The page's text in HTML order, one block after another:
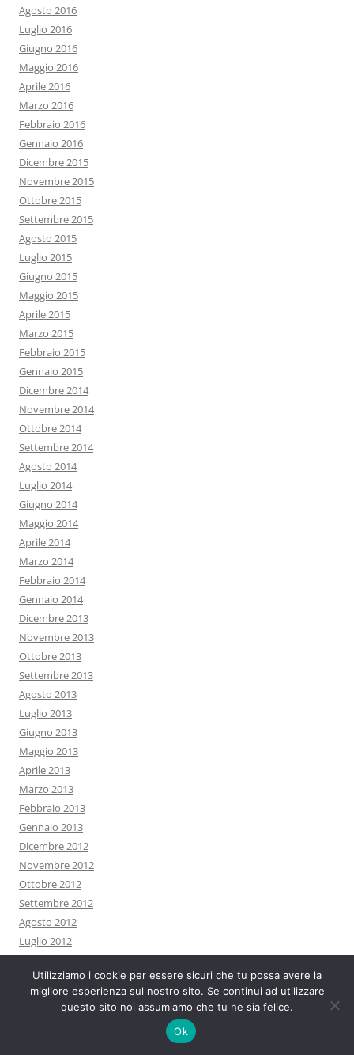
Agosto 2016
Luglio 2016
Giugno 2016
Maggio 2016
Aprile 2016
Marzo 2016
Febbraio 2016
Gennaio 2016
Dicembre 2015
Novembre 2015
Ottobre 2015
Settembre 2015
Agosto 2015
Luglio 2015
Giugno 2015
Maggio 2015
Aprile 2015
Marzo 2015
Febbraio 2015
Gennaio 2015
Dicembre 2014
Novembre 2014
Ottobre 2014
Settembre 2014
Agosto 2014
Luglio 2014
Giugno 2014
Maggio 2014
Aprile 2014
Marzo 2014
Febbraio 2014
Gennaio 2014
Dicembre 2013
Novembre 2013
Ottobre 2013
Settembre 2013
Agosto 2013
Luglio 2013
Giugno 2013
Maggio 2013
Aprile 2013
Marzo 2013
Febbraio 2013
Gennaio 2013
Dicembre 2012
Novembre 2012
Ottobre 2012
Settembre 2012
Agosto 2012
Luglio 2012
Maggio 2012
Aprile 2012
Marzo 2012
Utilizziamo i cookie per essere sicuri che tu possa avere la
migliore esperienza sul nostro sito. Se continui ad utilizzare
questo sito noi assumiamo che tu ne sia felice.
Ok